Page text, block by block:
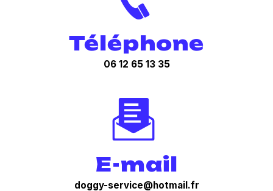
Téléphone
06 12 65 13 35
E-mail
doggy-service@hotmail.fr